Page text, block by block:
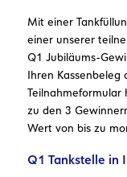
Mit einer
einer unserer
Q1 Jubiläums-
Ihren Kassenbeleg
Teilnahmeformular
zu den 3
Wert von bis zu
Q1 Tankstelle in